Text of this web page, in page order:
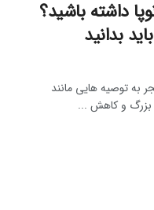
داشته باشید؟
بدانید
به توصیه هایی مانند
بزرگ و کاهش ...